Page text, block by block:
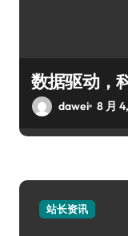
数据驱动，
dawei 8 月
站长资讯